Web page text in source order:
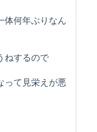
体何年ぶりなん
ねするので
って見栄えが悪